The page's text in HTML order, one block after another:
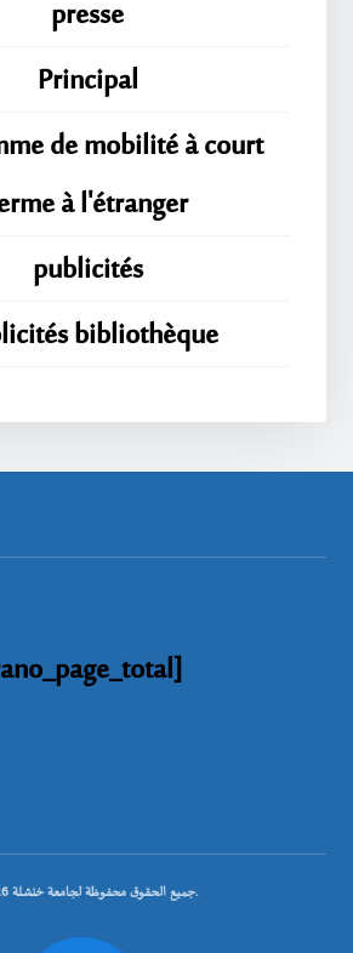
presse
Principal
de mobilité à court
à l'étranger
publicités
bibliothèque
© جميع الحقوق محفوظة لجامعة خنشلة 2026.